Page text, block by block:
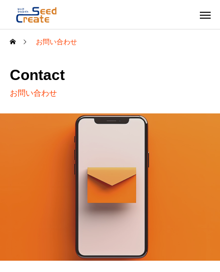
お問い合わせ
Contact
お問い合わせ